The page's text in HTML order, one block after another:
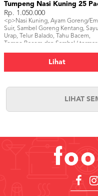
Tumpeng Nasi Kuning 25
Rp. 1.050.000
<p>Nasi Kuning, Ayam Goreng/
Suir, Sambel Goreng Kentang,
Urap, Telur Balado, Tahu Bacem,
Tempe Bacem dan Sambal (
Lihat
LIHAT